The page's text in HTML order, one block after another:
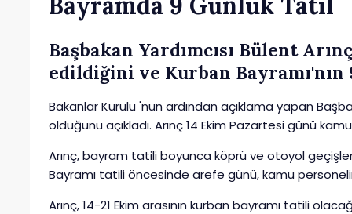
Başbakan Yardımcısı Bülent
edildiğini ve Kurban Bayramı'nın
Bakanlar Kurulu 'nun ardından açıklama yapan
olduğunu açıkladı. Arınç 14 Ekim Pazartesi günü
Arınç, bayram tatili boyunca köprü ve otoyol
Bayramı tatili öncesinde arefe günü, kamu
Arınç, 14-21 Ekim arasının kurban bayramı tatili